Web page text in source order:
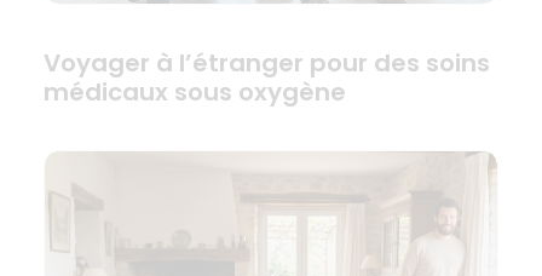
Voyager à l’étranger pour des soins
médicaux sous oxygène